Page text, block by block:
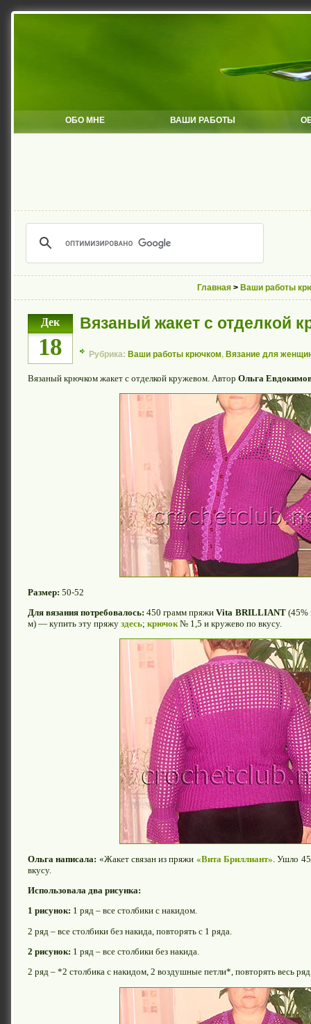
ОБО МНЕ ВАШИ РАБОТЫ
Главная > Ваши работы
Дек
18
Вязаный жакет с отделкой
Рубрика: Ваши работы крючком, Вязание для
Вязаный крючком жакет с отделкой кружевом. Автор Ольга
Размер: 50-52
Для вязания потребовалось: 450 грамм пряжиVita BRILLIANT(45%
м) — купить эту пряжу здесь; крючок№ 1,5 и кружево по вкусу.
Ольга написала: «Жакет связан из пряжи «Вита Бриллиант» . Ушло
вкусу.
Использовала два рисунка:
1 рисунок: 1 ряд – все столбики с накидом.
2 ряд – все столбики без накида, повторять с 1 ряда.
2 рисунок: 1 ряд – все столбики без накида.
2 ряд – *2 столбика с накидом, 2 воздушные петли*, повторять весь